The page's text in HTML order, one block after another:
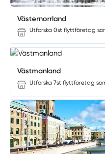
Västernorrland
Utforska 0st flyttföretag
Västmanland
Utforska 7st flyttföretag